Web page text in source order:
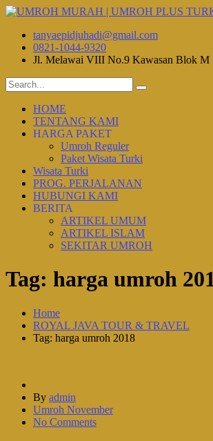
tanyaepidjuhadi@gmail.com
0821-1044-9320
Jl. Melawai VIII No.9 Kawasan Blok M
HOME
TENTANG KAMI
HARGA PAKET
Umroh Reguler
Paket Wisata Turki
Wisata Turki
PROG. PERJALANAN
HUBUNGI KAMI
BERITA
ARTIKEL UMUM
ARTIKEL ISLAM
SEKITAR UMROH
Tag: harga umroh
Home
ROYAL JAVA TOUR & TRAVEL
Tag: harga umroh 2018
By admin
Umroh November
No Comments